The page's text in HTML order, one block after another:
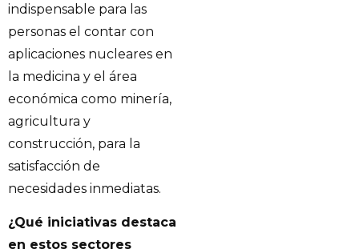
indispensable para las
personas el contar con
aplicaciones nucleares en
la medicina y el área
económica como minería,
agricultura y
construcción, para la
satisfacción de
necesidades inmediatas.
¿Qué iniciativas destaca
en estos sectores